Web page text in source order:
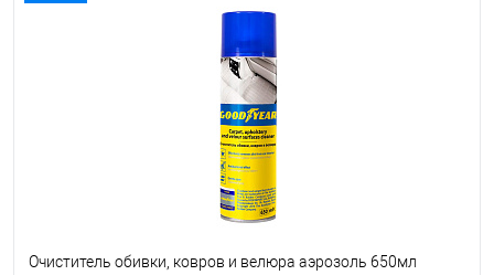
Очиститель обивки, ковров и велюра аэрозоль 650мл